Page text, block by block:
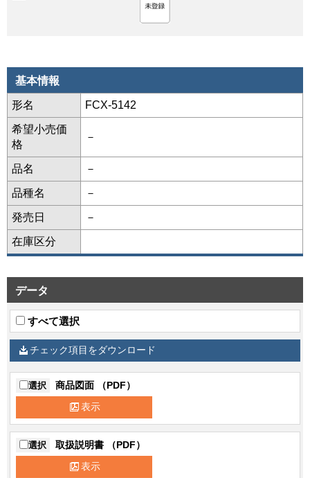
基本情報
形名 FCX-5142
希望小売価
格
－
品名 －
品種名 －
発売日 －
在庫区分
データ
すべて選択
チェック項目をダウンロード
選択 商品図面 （PDF）
表示
選択 取扱説明書 （PDF）
表示